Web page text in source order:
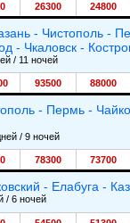
26300 24800
- Чистополь -
- Чкаловск -
/ 11 ночей
93500 88000
- Пермь -
/ 9 ночей
78300 73700
- Елабуга -
/ 6 ночей